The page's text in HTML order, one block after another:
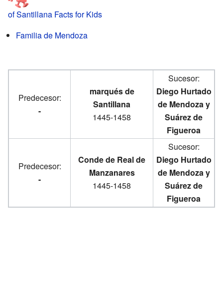
of Santillana Facts for Kids
Familia de Mendoza
Predecesor:
-
marqués de
Santillana
1445-1458
Sucesor:
Diego Hurtado
de Mendoza y
Suárez de
Figueroa
Predecesor:
-
Conde de Real de
Manzanares
1445-1458
Sucesor:
Diego Hurtado
de Mendoza y
Suárez de
Figueroa